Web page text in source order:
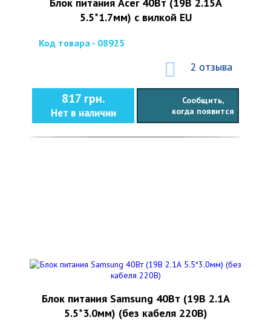
5.5*1.7мм) с вилкой EU
Код товара - 08925
2 отзыва
817 грн.
Нет в наличии
Сообщить,
когда появится
Блок питания Samsung 40Вт (19В 2.1А
5.5*3.0мм) (без кабеля 220В)